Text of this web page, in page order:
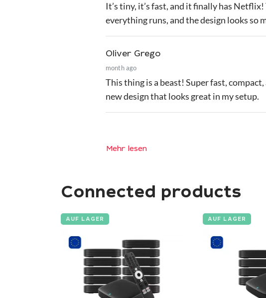
It’s tiny, it’s fast, and it finally has
everything runs, and the design looks so
Oliver Grego
month ago
This thing is a beast! Super fast,
new design that looks great in my setup.
Mehr lesen
Connected products
AUF LAGER AUF LAGER